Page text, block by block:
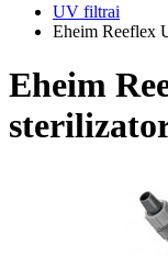
UV filtrai
Eheim Reeflex
Eheim